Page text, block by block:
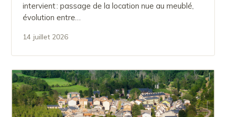
intervient : passage de la location nue au meublé,
évolution entre…
14 juillet 2026